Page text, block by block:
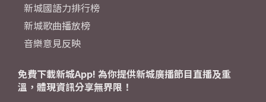
新城國語力排行榜
新城歌曲播放榜
音樂意見反映
免費下載新城App! 為你提供新城廣播節目直播及重
溫，體現資訊分享無界限！